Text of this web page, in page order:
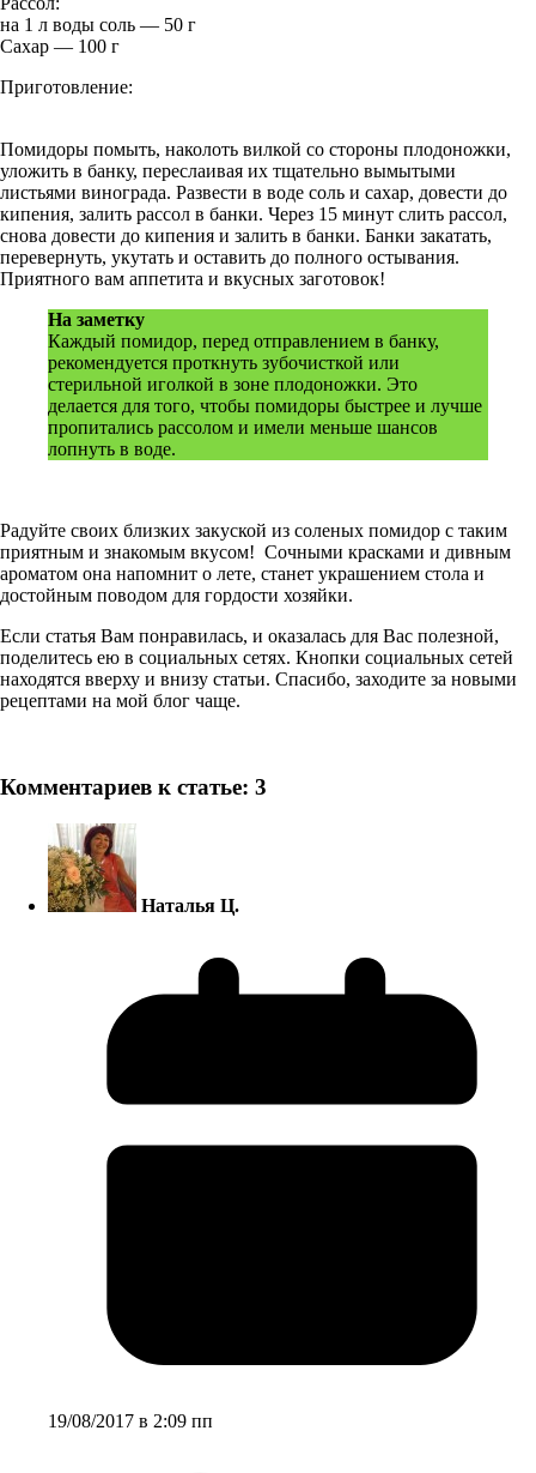
на 1 л воды соль — 50 г
Сахар — 100 г
Приготовление:
Помидоры помыть, наколоть вилкой со стороны плодоножки,
уложить в банку, переслаивая их тщательно вымытыми
листьями винограда. Развести в воде соль и сахар, довести до
кипения, залить рассол в банки. Через 15 минут слить рассол,
снова довести до кипения и залить в банки. Банки закатать,
перевернуть, укутать и оставить до полного остывания.
Приятного вам аппетита и вкусных заготовок!
На заметку
Каждый помидор, перед отправлением в банку,
рекомендуется проткнуть зубочисткой или
стерильной иголкой в зоне плодоножки. Это
делается для того, чтобы помидоры быстрее и лучше
пропитались рассолом и имели меньше шансов
лопнуть в воде.
Радуйте своих близких закуской из соленых помидор с таким
приятным и знакомым вкусом! Сочными красками и дивным
ароматом она напомнит о лете, станет украшением стола и
достойным поводом для гордости хозяйки.
Если статья Вам понравилась, и оказалась для Вас полезной,
поделитесь ею в социальных сетях. Кнопки социальных сетей
находятся вверху и внизу статьи. Спасибо, заходите за новыми
рецептами на мой блог чаще.
Комментариев к статье: 3
Наталья Ц.
19/08/2017 в 2:09 пп